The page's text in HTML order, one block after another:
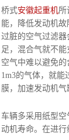
桥式安徽起重机所
能，降低发动机
过脏的空气过滤
足，混合气就不
空气中难以避免
1m3的气体，就
膜，加速发动机气
车辆多采用纸型
动机寿命。在进行